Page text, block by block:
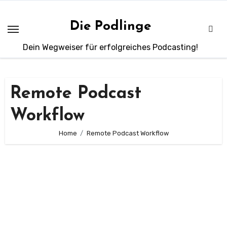
springen
Die Podlinge
Dein Wegweiser für erfolgreiches Podcasting!
Remote Podcast
Workflow
Home Remote Podcast Workflow